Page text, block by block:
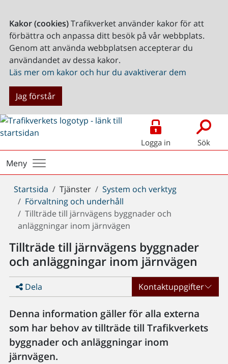
Kakor (cookies)Trafikverket använder kakor för att
förbättra och anpassa ditt besök på vår webbplats.
Genom att använda webbplatsen accepterar du
användandet av dessa kakor.
Läs mer om kakor och hur du avaktiverar dem
Jag förstår
Logga in Sök
Meny
Du
är
här:
Startsida Tjänster
System och verktyg
Förvaltning och underhåll
Tillträde till järnvägens byggnader och
anläggningar inom järnvägen
Tillträde till järnvägens byggnader
och anläggningar inom järnvägen
Dela Kontaktuppgifter
Denna information gäller för alla externa
som har behov av tillträde till Trafikverkets
byggnader och anläggningar inom
järnvägen.